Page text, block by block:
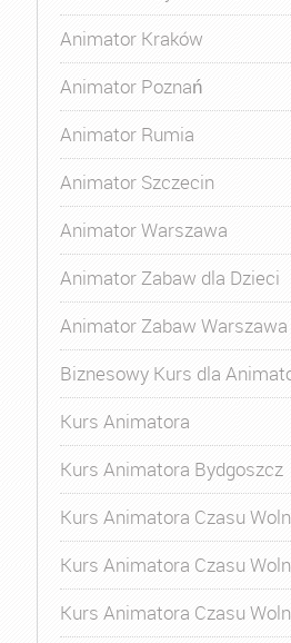
Animator Kraków
Animator Poznań
Animator Rumia
Animator Szczecin
Animator Warszawa
Animator Zabaw dla Dzieci
Animator Zabaw Warszawa
Biznesowy Kurs dla
Kurs Animatora
Kurs Animatora Bydgoszcz
Kurs Animatora Czasu
Kurs Animatora Czasu
Kurs Animatora Czasu